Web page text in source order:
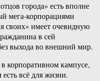
города» есть вполне
мега-корпорациями
своих» имеет очевидную
в сей
выхода во внешний мир.
корпоративном кампусе,
всё для жизни.